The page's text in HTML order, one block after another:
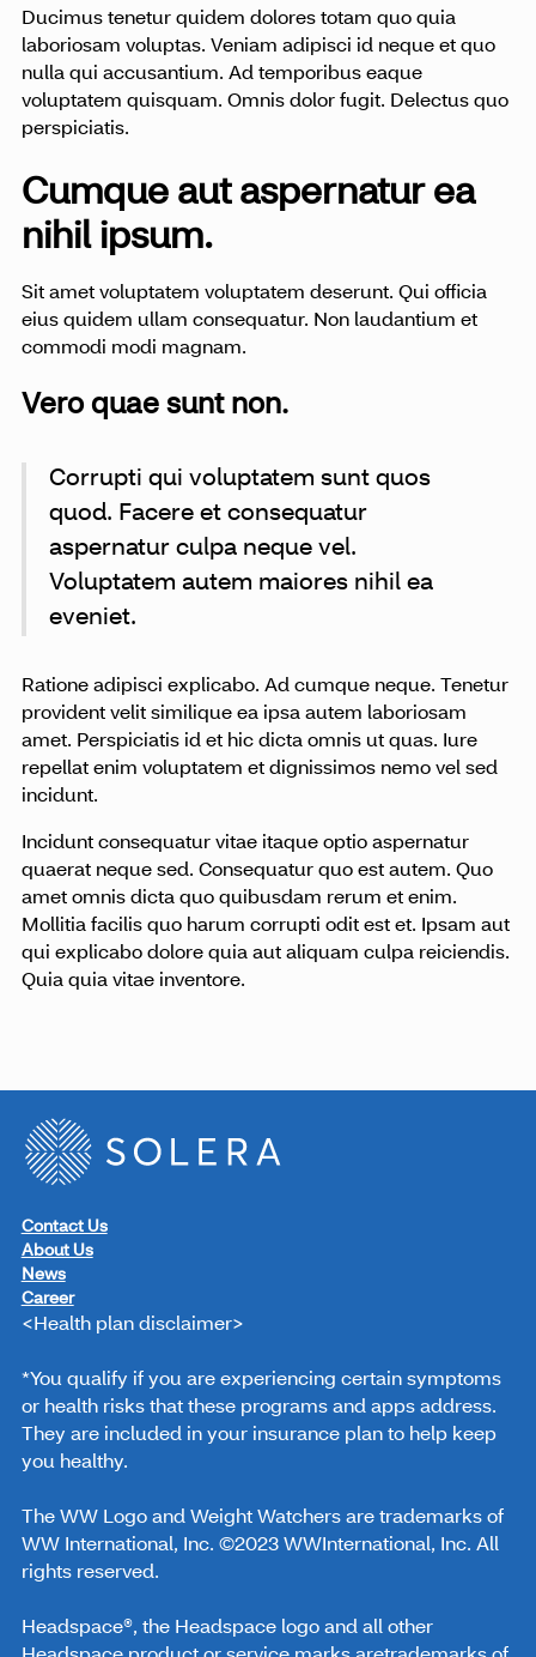
Ducimus tenetur quidem dolores totam quo quia
laboriosam voluptas. Veniam adipisci id neque et quo
nulla qui accusantium. Ad temporibus eaque
voluptatem quisquam. Omnis dolor fugit. Delectus quo
perspiciatis.
Cumque aut aspernatur ea
nihil ipsum.
Sit amet voluptatem voluptatem deserunt. Qui officia
eius quidem ullam consequatur. Non laudantium et
commodi modi magnam.
Vero quae sunt non.
Corrupti qui voluptatem sunt quos
quod. Facere et consequatur
aspernatur culpa neque vel.
Voluptatem autem maiores nihil ea
eveniet.
Ratione adipisci explicabo. Ad cumque neque. Tenetur
provident velit similique ea ipsa autem laboriosam
amet. Perspiciatis id et hic dicta omnis ut quas. Iure
repellat enim voluptatem et dignissimos nemo vel sed
incidunt.
Incidunt consequatur vitae itaque optio aspernatur
quaerat neque sed. Consequatur quo est autem. Quo
amet omnis dicta quo quibusdam rerum et enim.
Mollitia facilis quo harum corrupti odit est et. Ipsam aut
qui explicabo dolore quia aut aliquam culpa reiciendis.
Quia quia vitae inventore.
Contact Us
About Us
News
Career
<Health plan disclaimer>
*You qualify if you are experiencing certain symptoms
or health risks that these programs and apps address.
They are included in your insurance plan to help keep
you healthy.
The WW Logo and Weight Watchers are trademarks of
WW International, Inc. ©2023 WWInternational, Inc. All
rights reserved.
Headspace®, the Headspace logo and all other